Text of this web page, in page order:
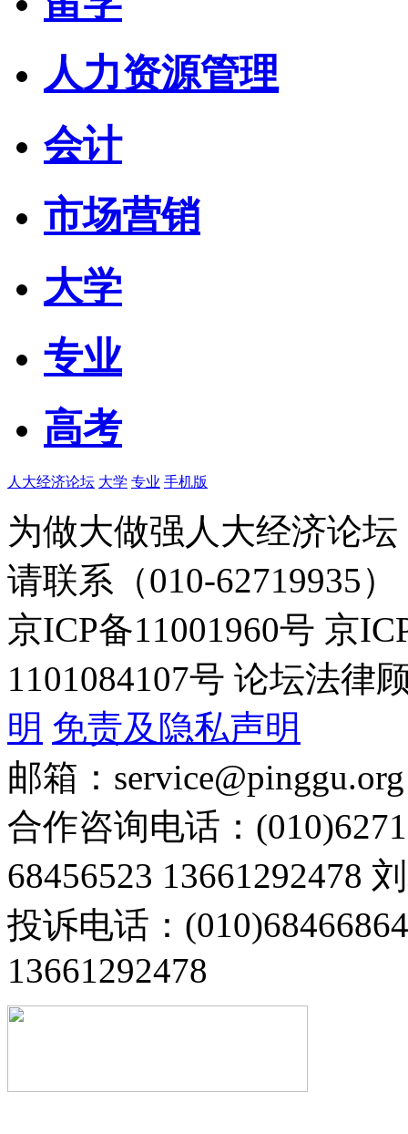
人力资源管理
会计
市场营销
大学
专业
高考
人大经济论坛 大学 专业 手机版
为做大做强人大经济论
请联系（010-62719935）
京ICP备11001960号 京
1101084107号 论坛法律
明 免责及隐私声明
邮箱：service@pinggu.org
合作咨询电话：
68456523 13661292478
投诉电话：
13661292478